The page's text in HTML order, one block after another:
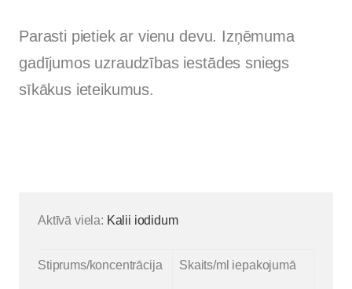
Parasti pietiek ar vienu devu. Izņēmuma
gadījumos uzraudzības iestādes sniegs
sīkākus ieteikumus.
Aktīvā viela: Kalii iodidum
Stiprums/koncentrācija Skaits/ml iepakojumā